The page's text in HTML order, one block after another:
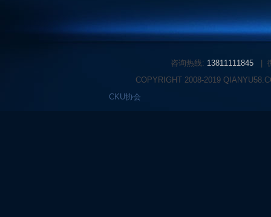
咨询热线: 13811111845
COPYRIGHT 2008-2019
CKU协会